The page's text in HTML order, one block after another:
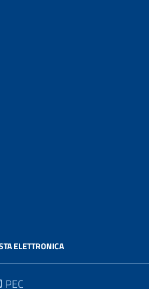
ELETTRONICA
PEC